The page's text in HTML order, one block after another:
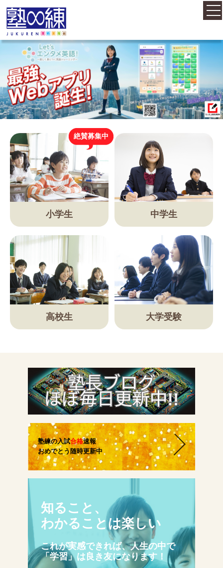
ホーム
コース案内
料金案内
概要・アクセス
お知らせ
塾長紹介
講師紹介
小学生
中学生
大学受験の方
小学生から塾に通った方がいい3つの理由
生徒さんの塾∞練体験インタビュー
生徒さん・親御様のアンケート
塾練が選ばれる理由
絶賛募集中
小学生 中学生
高校生 大学受験
塾練の入試合格速報
おめでとう随時更新中
知ること、
わかることは楽しい
これが実感できれば、人生の中で
「学習」は良き友になります！